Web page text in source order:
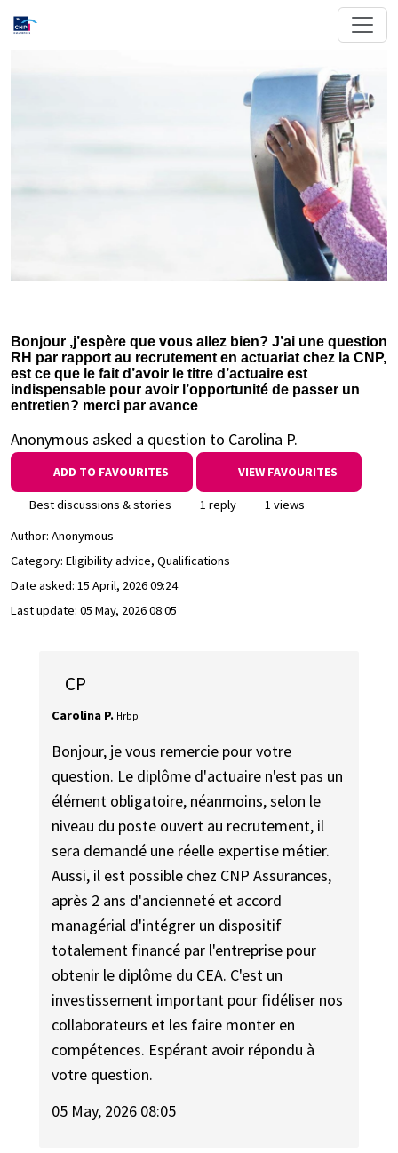
Bonjour ,j’espère que vous allez bien? J’ai une question
RH par rapport au recrutement en actuariat chez la CNP,
est ce que le fait d’avoir le titre d’actuaire est
indispensable pour avoir l’opportunité de passer un
entretien? merci par avance
Anonymous asked a question to Carolina P.
ADD TO FAVOURITES VIEW FAVOURITES
Best discussions & stories 1 reply
1 views
Author: Anonymous
Category: Eligibility advice, Qualifications
Date asked: 15 April, 2026 09:24
Last update: 05 May, 2026 08:05
CP
Carolina P. Hrbp
Bonjour, je vous remercie pour votre
question. Le diplôme d'actuaire n'est pas un
élément obligatoire, néanmoins, selon le
niveau du poste ouvert au recrutement, il
sera demandé une réelle expertise métier.
Aussi, il est possible chez CNP Assurances,
après 2 ans d'ancienneté et accord
managérial d'intégrer un dispositif
totalement financé par l'entreprise pour
obtenir le diplôme du CEA. C'est un
investissement important pour fidéliser nos
collaborateurs et les faire monter en
compétences. Espérant avoir répondu à
votre question.
05 May, 2026 08:05